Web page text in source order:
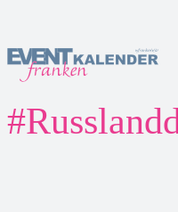
#